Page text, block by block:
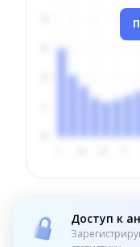
Доступ к